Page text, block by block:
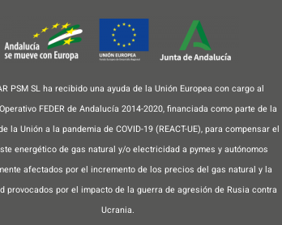
PSM SL ha recibido una ayuda de la Unión Europea con cargo al
FEDER de Andalucía 2014-2020, financiada como parte de la
la Unión a la pandemia de COVID-19 (REACT-UE), para compensar el
energético de gas natural y/o electricidad a pymes y autónomos
afectados por el incremento de los precios del gas natural y la
provocados por el impacto de la guerra de agresión de Rusia contra
Ucrania.